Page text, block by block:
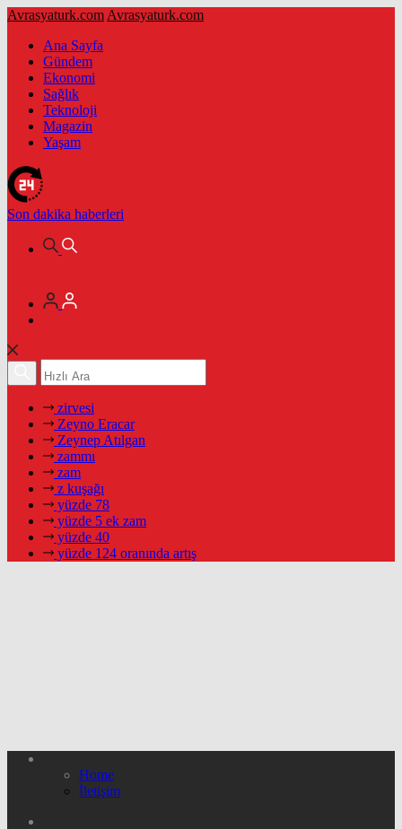
Avrasyaturk.com Avrasyaturk.com
Ana Sayfa
Gündem
Ekonomi
Sağlık
Teknoloji
Magazin
Yaşam
Son dakika haberleri
zirvesi
Zeyno Eracar
Zeynep Atılgan
zammı
zam
z kuşağı
yüzde 78
yüzde 5 ek zam
yüzde 40
yüzde 124 oranında artış
Home
İletişim